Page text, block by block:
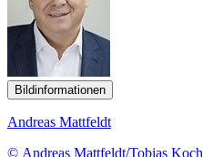
Bildinformationen
Andreas Mattfeldt
© Andreas Mattfeldt/Tobias Koch